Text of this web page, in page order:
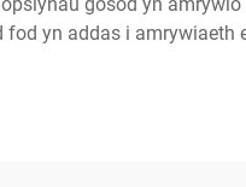
yn addas i amrywiaeth